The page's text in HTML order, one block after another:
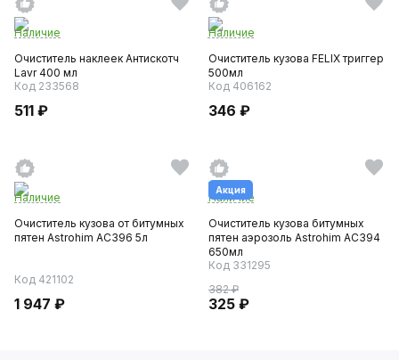
Наличие
Очиститель наклеек Антискотч
Lavr 400 мл
Код 233568
511 ₽
Наличие
Очиститель кузова FELIX триггер
500мл
Код 406162
346 ₽
Наличие
Очиститель кузова от битумных
пятен Astrohim AC396 5л
Код 421102
1 947 ₽
Акция
Наличие
Очиститель кузова битумных
пятен аэрозоль Astrohim AC394
650мл
Код 331295
382 ₽
325 ₽